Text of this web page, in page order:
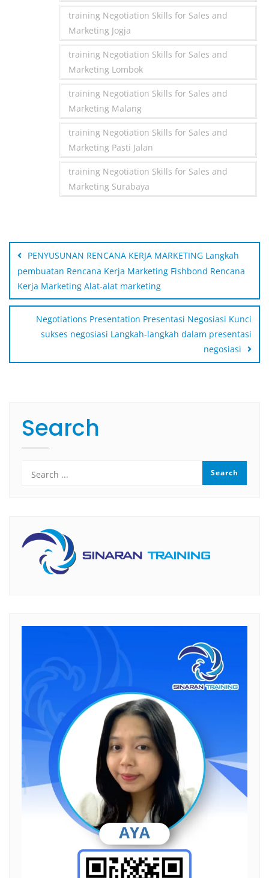
training Negotiation Skills for Sales and
Marketing Jogja
training Negotiation Skills for Sales and
Marketing Lombok
training Negotiation Skills for Sales and
Marketing Malang
training Negotiation Skills for Sales and
Marketing Pasti Jalan
training Negotiation Skills for Sales and
Marketing Surabaya
Post
navigation
PENYUSUNAN RENCANA KERJA MARKETING Langkah
pembuatan Rencana Kerja Marketing Fishbond Rencana
Kerja Marketing Alat-alat marketing
Negotiations Presentation Presentasi Negosiasi Kunci
sukses negosiasi Langkah-langkah dalam presentasi
negosiasi
Search